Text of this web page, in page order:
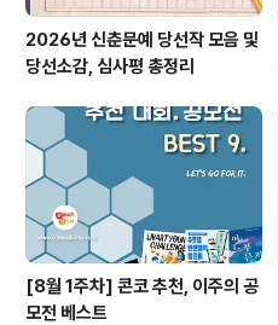
2026년 신춘문예 당선작 모음 및
당선소감, 심사평 총정리
[8월 1주차] 콘코 추천, 이주의 공
모전 베스트